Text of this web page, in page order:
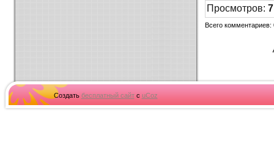
Просмотров:
Всего комментариев:
Создать бесплатный сайтс uCoz